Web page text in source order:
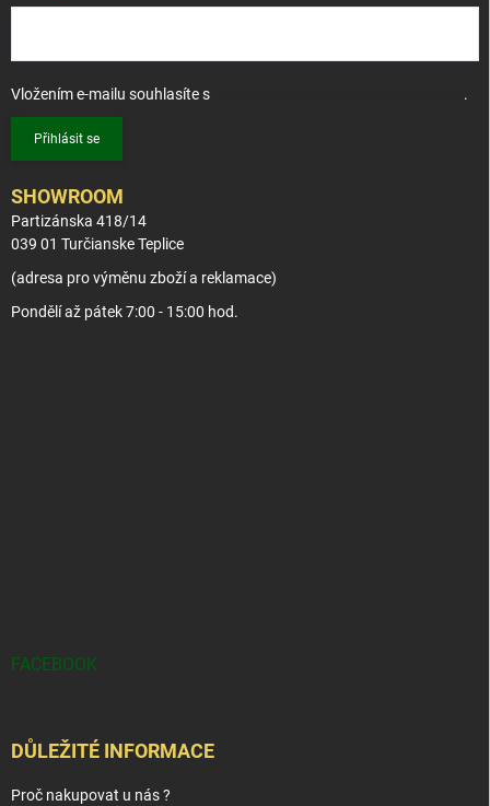
Vložením e-mailu souhlasíte s .
Přihlásit se
SHOWROOM
Partizánska 418/14
039 01 Turčianske Teplice
(adresa pro výměnu zboží a reklamace)
Pondělí až pátek 7:00 - 15:00 hod.
FACEBOOK
DŮLEŽITÉ INFORMACE
Proč nakupovat u nás ?